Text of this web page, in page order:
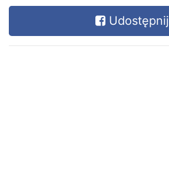
Udostępnij